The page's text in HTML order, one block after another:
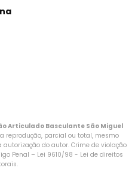
Articulado Basculante São Miguel
reprodução, parcial ou total, mesmo
do autor. Crime de violação
Penal – Lei 9610/98 - Lei de direitos
.